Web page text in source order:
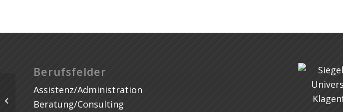
Berufsfelder
Assistenz/Administration
Beratung/Consulting
Gebietsverkaufsleiter/in / Area
Sales Manager